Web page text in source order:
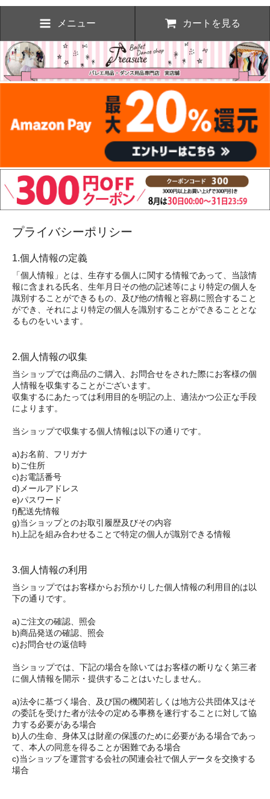
メニュー カートを見る
プライバシーポリシー
1.個人情報の定義
「個人情報」とは、生存する個人に関する情報であって、当該情
報に含まれる氏名、生年月日その他の記述等により特定の個人を
識別することができるもの、及び他の情報と容易に照合すること
ができ、それにより特定の個人を識別することができることとな
るものをいいます。
2.個人情報の収集
当ショップでは商品のご購入、お問合せをされた際にお客様の個
人情報を収集することがございます。
収集するにあたっては利用目的を明記の上、適法かつ公正な手段
によります。
当ショップで収集する個人情報は以下の通りです。
a)お名前、フリガナ
b)ご住所
c)お電話番号
d)メールアドレス
e)パスワード
f)配送先情報
g)当ショップとのお取引履歴及びその内容
h)上記を組み合わせることで特定の個人が識別できる情報
3.個人情報の利用
当ショップではお客様からお預かりした個人情報の利用目的は以
下の通りです。
a)ご注文の確認、照会
b)商品発送の確認、照会
c)お問合せの返信時
当ショップでは、下記の場合を除いてはお客様の断りなく第三者
に個人情報を開示・提供することはいたしません。
a)法令に基づく場合、及び国の機関若しくは地方公共団体又はそ
の委託を受けた者が法令の定める事務を遂行することに対して協
力する必要がある場合
b)人の生命、身体又は財産の保護のために必要がある場合であっ
て、本人の同意を得ることが困難である場合
c)当ショップを運営する会社の関連会社で個人データを交換する
場合